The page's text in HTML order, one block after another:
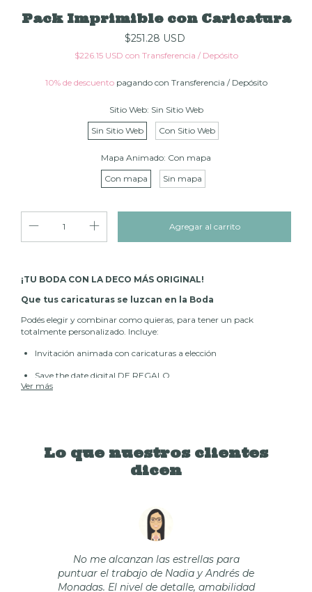
Pack Imprimible con Caricatura
$251.28 USD
$226.15 USD con Transferencia / Depósito
10% de descuentopagando con Transferencia / Depósito
Sitio Web: Sin Sitio Web
Sin Sitio Web
Con Sitio Web
Mapa Animado: Con mapa
Con mapa
Sin mapa
¡TU BODA CON LA DECO MÁS ORIGINAL!
Que tus caricaturas se luzcan en la Boda
Podés elegir y combinar como quieras, para tener un pack
totalmente personalizado. Incluye:
Invitación animada con caricaturas a elección
Save the date digital DE REGALO
¡DE REGALO!
* Detalles invitación: Mapa animado, caricaturas de hijos/as o
* La gráfica es imprimible, diseñada para imprimir en hojas
tamaño A3.
Ver más
Lo que nuestros clientes
dicen
No me alcanzan las estrellas para
puntuar el trabajo de Nadia y Andrés de
Monadas. El nivel de detalle, amabilidad